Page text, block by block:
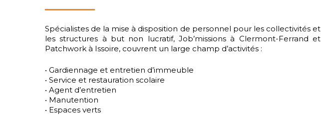
Spécialistes de la mise à disposition de personnel pour les collectivités et
les structures à but non lucratif, Job’missions à Clermont-Ferrand et
Patchwork à Issoire, couvrent un large champ d’activités :
• Gardiennage et entretien d’immeuble
• Service et restauration scolaire
• Agent d’entretien
• Manutention
• Espaces verts